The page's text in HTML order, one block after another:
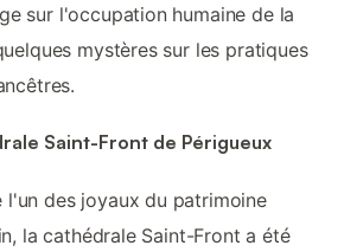
sur l'occupation humaine de la
mystères sur les pratiques
Saint-Front de Périgueux
l'un des joyaux du patrimoine
la cathédrale Saint-Front a été